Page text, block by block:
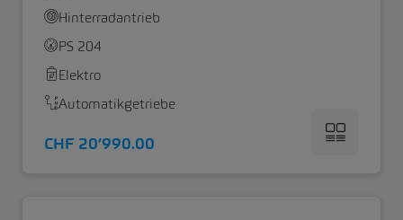
Hinterradantrieb
PS 204
Elektro
Automatikgetriebe
CHF 20’990.00